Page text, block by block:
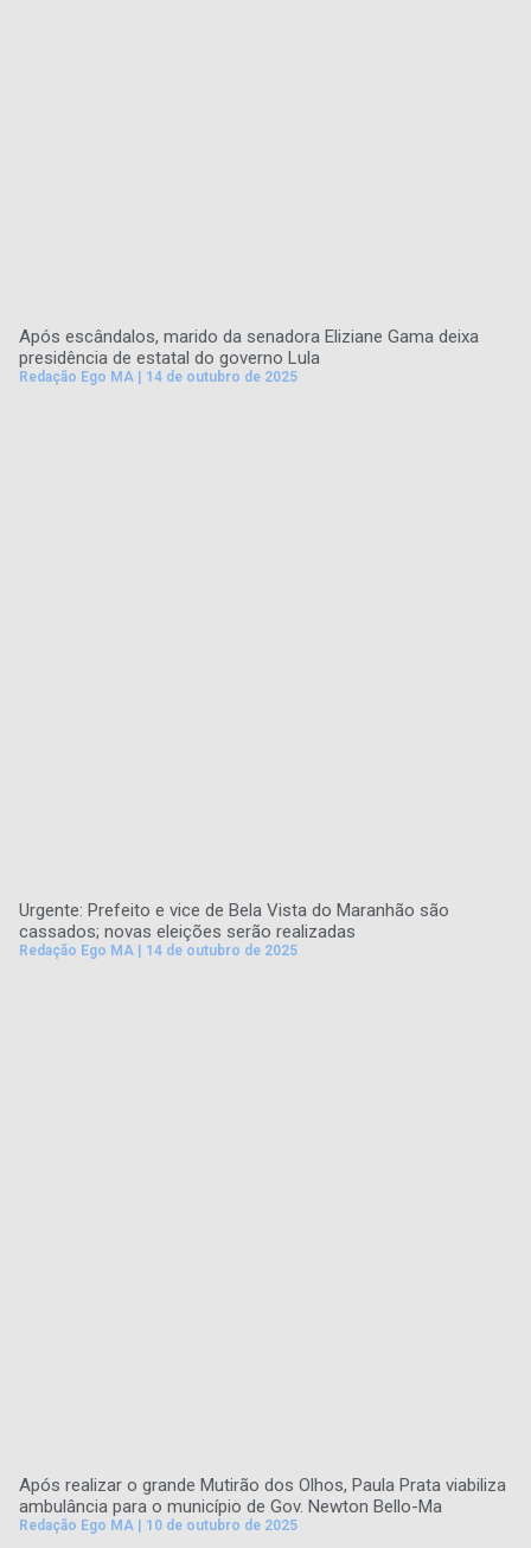
Após escândalos, marido da senadora Eliziane Gama deixa
presidência de estatal do governo Lula
Redação Ego MA 14 de outubro de 2025
Urgente: Prefeito e vice de Bela Vista do Maranhão são
cassados; novas eleições serão realizadas
Redação Ego MA 14 de outubro de 2025
Após realizar o grande Mutirão dos Olhos, Paula Prata viabiliza
ambulância para o município de Gov. Newton Bello-Ma
Redação Ego MA 10 de outubro de 2025